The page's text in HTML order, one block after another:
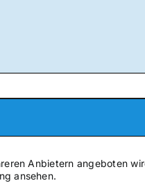
Anbietern angeboten
ansehen.